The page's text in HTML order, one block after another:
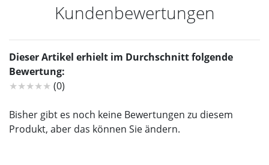
Kundenbewertungen
Dieser Artikel erhielt im Durchschnitt folgende
Bewertung:
★★★★★ (0)
Bisher gibt es noch keine Bewertungen zu diesem
Produkt, aber das können Sie ändern.